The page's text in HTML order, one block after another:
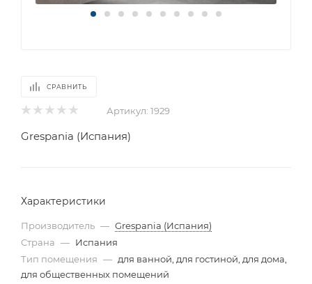
СРАВНИТЬ
Артикул: 1929
Grespania (Испания)
Характеристики
Производитель — Grespania (Испания)
Страна — Испания
Тип помещения — для ванной, для гостиной, для дома,
для общественных помещений